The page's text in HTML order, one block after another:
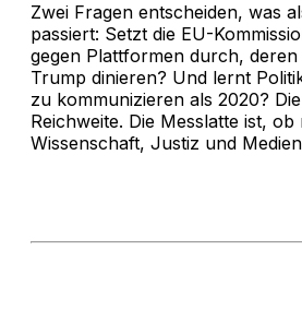
Zwei Fragen entscheiden, was
passiert: Setzt die EU-
gegen Plattformen durch, deren
Trump dinieren? Und lernt
zu kommunizieren als 2020?
Reichweite. Die Messlatte ist,
Wissenschaft, Justiz und